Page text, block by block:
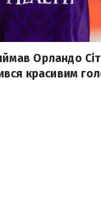
Орландо
красивим